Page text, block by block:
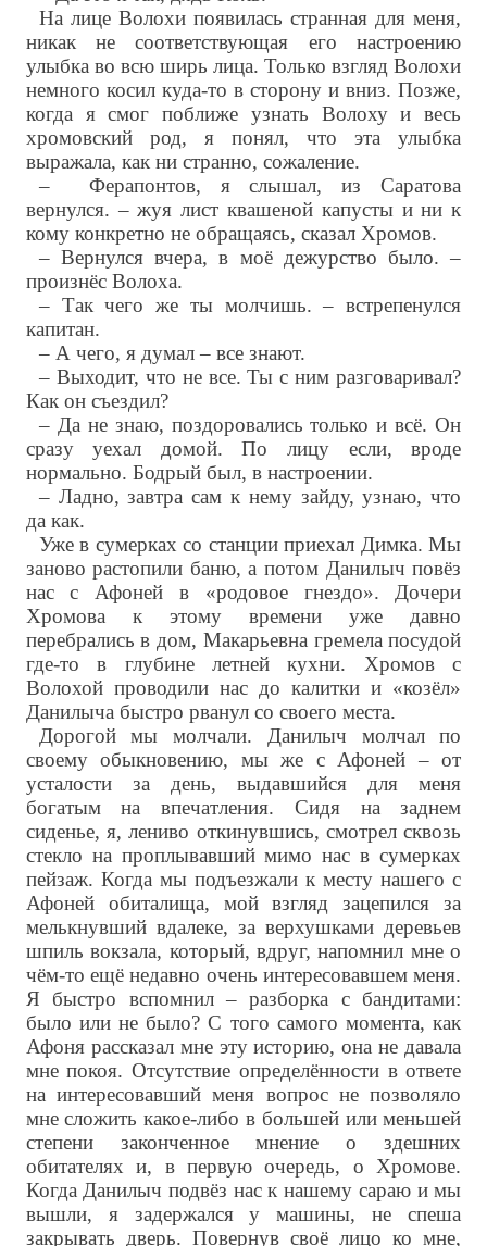
На лице Волохи появилась странная для меня,
никак не соответствующая его настроению
улыбка во всю ширь лица. Только взгляд Волохи
немного косил куда-то в сторону и вниз. Позже,
когда я смог поближе узнать Волоху и весь
хромовский род, я понял, что эта улыбка
выражала, как ни странно, сожаление.
– Ферапонтов, я слышал, из Саратова
вернулся. – жуя лист квашеной капусты и ни к
кому конкретно не обращаясь, сказал Хромов.
– Вернулся вчера, в моё дежурство было. –
произнёс Волоха.
– Так чего же ты молчишь. – встрепенулся
капитан.
– А чего, я думал – все знают.
– Выходит, что не все. Ты с ним разговаривал?
Как он съездил?
– Да не знаю, поздоровались только и всё. Он
сразу уехал домой. По лицу если, вроде
нормально. Бодрый был, в настроении.
– Ладно, завтра сам к нему зайду, узнаю, что
да как.
Уже в сумерках со станции приехал Димка. Мы
заново растопили баню, а потом Данилыч повёз
нас с Афоней в «родовое гнездо». Дочери
Хромова к этому времени уже давно
перебрались в дом, Макарьевна гремела посудой
где-то в глубине летней кухни. Хромов с
Волохой проводили нас до калитки и «козёл»
Данилыча быстро рванул со своего места.
Дорогой мы молчали. Данилыч молчал по
своему обыкновению, мы же с Афоней – от
усталости за день, выдавшийся для меня
богатым на впечатления. Сидя на заднем
сиденье, я, лениво откинувшись, смотрел сквозь
стекло на проплывавший мимо нас в сумерках
пейзаж. Когда мы подъезжали к месту нашего с
Афоней обиталища, мой взгляд зацепился за
мелькнувший вдалеке, за верхушками деревьев
шпиль вокзала, который, вдруг, напомнил мне о
чём-то ещё недавно очень интересовавшем меня.
Я быстро вспомнил – разборка с бандитами:
было или не было? С того самого момента, как
Афоня рассказал мне эту историю, она не давала
мне покоя. Отсутствие определённости в ответе
на интересовавший меня вопрос не позволяло
мне сложить какое-либо в большей или меньшей
степени законченное мнение о здешних
обитателях и, в первую очередь, о Хромове.
Когда Данилыч подвёз нас к нашему сараю и мы
вышли, я задержался у машины, не спеша
закрывать дверь. Повернув своё лицо ко мне,